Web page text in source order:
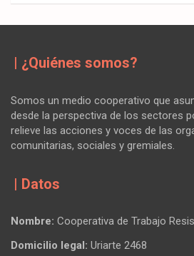
| ¿Quiénes somos?
Somos un medio cooperativo que
desde la perspectiva de los sectores
relieve las acciones y voces de las
comunitarias, sociales y gremiales.
| Datos
Nombre: Cooperativa de Trabajo
Domicilio legal: Uriarte 2468